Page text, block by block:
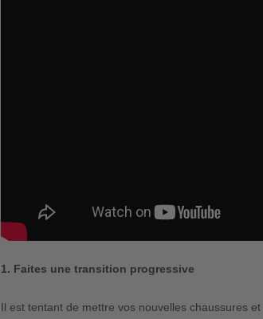
1. Faites une transition progressive
Il est tentant de mettre vos nouvelles chaussures